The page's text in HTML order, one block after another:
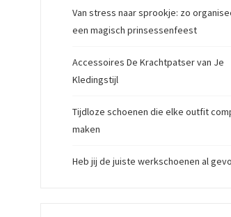
Van stress naar sprookje: zo
een magisch prinsessenfeest
Accessoires De Krachtpatser van Je
Kledingstijl
Tijdloze schoenen die elke outfit
maken
Heb jij de juiste werkschoenen al